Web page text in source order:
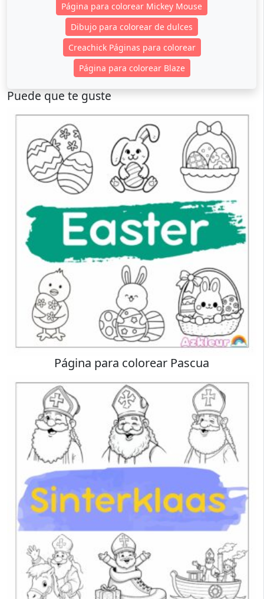
Página para colorear Mickey Mouse
Dibujo para colorear de dulces
Creachick Páginas para colorear
Página para colorear Blaze
Puede que te guste
Página para colorear Pascua